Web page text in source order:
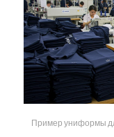
Пример униформы